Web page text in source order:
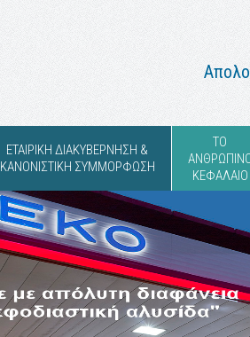
ΕΤΑΙΡΙΚΗ ΔΙΑΚΥΒΕΡΝΗΣΗ &
ΚΑΝΟΝΙΣΤΙΚΗ ΣΥΜΜΟΡΦΩΣΗ
ΤΟ
ΚΕΦΑΛΑΙΟ